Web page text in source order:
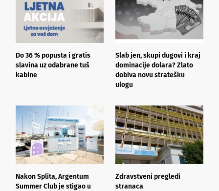
Do 36 % popusta i gratis
slavina uz odabrane tuš
kabine
Slab jen, skupi dugovi i kraj
dominacije dolara? Zlato
dobiva novu stratešku
ulogu
Nakon Splita, Argentum
Summer Club je stigao u
Zdravstveni pregledi
stranaca